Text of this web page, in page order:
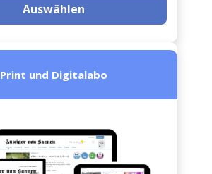
Auswählen
Print und Digitalabo